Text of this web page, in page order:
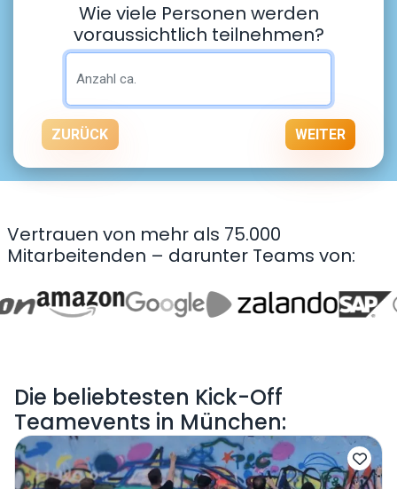
Wie viele Personen werden
voraussichtlich teilnehmen?
ZURÜCK WEITER
Vertrauen von mehr als 75.000
Mitarbeitenden – darunter Teams von:
Die beliebtesten Kick-Off
Teamevents in München: